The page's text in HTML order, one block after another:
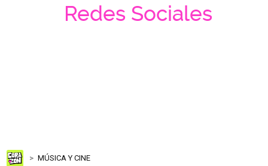
Redes Sociales
MÚSICA Y CINE